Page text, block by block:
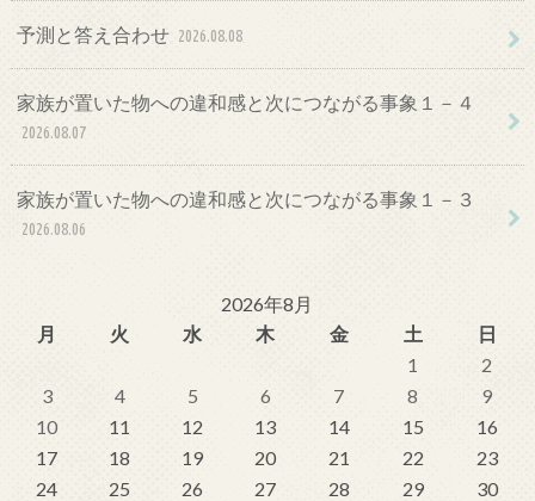
予測と答え合わせ 2026.08.08
家族が置いた物への違和感と次につながる事象１－４
2026.08.07
家族が置いた物への違和感と次につながる事象１－３
2026.08.06
2026年8月
月
火 水 木 金 土
日
1
2
3
4 5 6 7 8
9
10
11 12 13 14 15
16
17
18 19 20 21 22
23
24
25 26 27 28 29
30